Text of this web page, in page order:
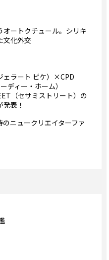
オートクチュール。シリキ
文化外交
ラート ピケ）×CPD
ディー・ホーム）
（セサミストリート）の
表！
のニュークリエイターファ